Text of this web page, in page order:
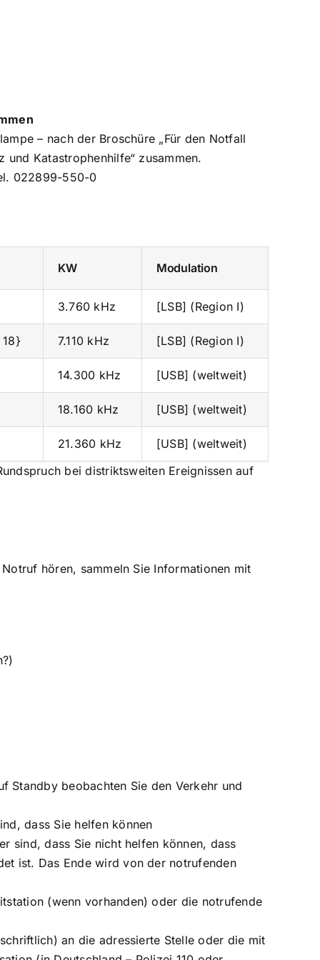
– nach der Broschüre „Für den Notfall
und Katastrophenhilfe“ zusammen.
022899-550-0
KW Modulation
3.760 kHz [LSB] (Region I)
7.110 kHz [LSB] (Region I)
14.300 kHz [USB] (weltweit)
18.160 kHz [USB] (weltweit)
21.360 kHz
[USB] (weltweit)
bei distriktsweiten Ereignissen auf
hören, sammeln Sie Informationen mit
Standby beobachten Sie den Verkehr und
dass Sie helfen können
sind, dass Sie nicht helfen können, dass
ist. Das Ende wird von der notrufenden
(wenn vorhanden) oder die notrufende
an die adressierte Stelle oder die mit